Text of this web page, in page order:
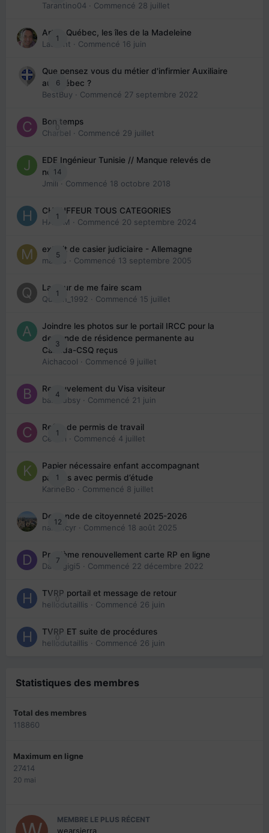
Tarantino04 · Commencé 28 juillet
1
Arte : Québec, les îles de la Madeleine
Laurent · Commencé 16 juin
6
Que pensez vous du métier d'infirmier Auxiliaire
au Québec ?
BestBuy · Commencé 27 septembre 2022
0
Bon temps
Charbel · Commencé 29 juillet
14
EDE Ingénieur Tunisie // Manque relevés de
note
Jmili · Commencé 18 octobre 2018
1
CHAUFFEUR TOUS CATEGORIES
HAZEM · Commencé 20 septembre 2024
5
extrait de casier judiciaire - Allemagne
maries · Commencé 13 septembre 2005
1
La peur de me faire scam
Queen_1992 · Commencé 15 juillet
3
Joindre les photos sur le portail IRCC pour la
demande de résidence permanente au
Canada-CSQ reçus
Aichacool · Commencé 9 juillet
4
Renouvelement du Visa visiteur
babibubsy · Commencé 21 juin
1
Refus de permis de travail
Cedbri · Commencé 4 juillet
1
Papier nécessaire enfant accompagnant
parents avec permis d’étude
KarineBo · Commencé 8 juillet
12
Demande de citoyenneté 2025-2026
nanancyr · Commencé 18 août 2025
7
Problème renouvellement carte RP en ligne
Davidgigi5 · Commencé 22 décembre 2022
0
TVRP portail et message de retour
hellodutaillis · Commencé 26 juin
0
TVRP ET suite de procédures
hellodutaillis · Commencé 26 juin
Statistiques des membres
Total des membres
118860
Maximum en ligne
27414
20 mai
MEMBRE LE PLUS RÉCENT
wearsierra